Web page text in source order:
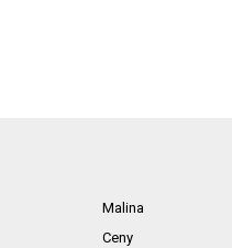
Malina
Ceny